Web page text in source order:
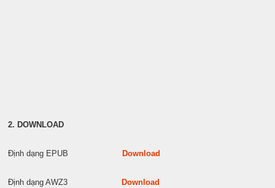
2. DOWNLOAD
Định dạng EPUBDownload
Định dạng AWZ3Download